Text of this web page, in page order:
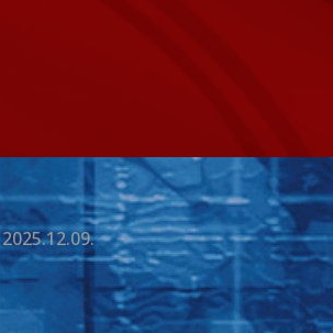
2025.12.09.